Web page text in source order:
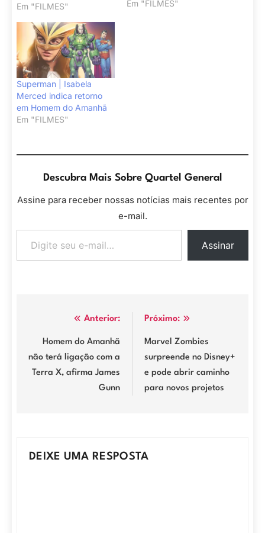
trailer de Superman
Em "FILMES"
Em "FILMES"
Superman | Isabela
Merced indica retorno
em Homem do Amanhã
Em "FILMES"
Descubra Mais Sobre Quartel General
Assine para receber nossas notícias mais recentes por
e-mail.
Digite seu e-mail…
Assinar
Navegação
Post
Anterior:
Homem do Amanhã
não terá ligação com a
Terra X, afirma James
Gunn
Próximo:
Marvel Zombies
surpreende no Disney+
e pode abrir caminho
para novos projetos
DEIXE UMA RESPOSTA